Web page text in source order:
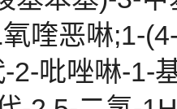
喹恶啉;1-
2-吡唑啉-1-